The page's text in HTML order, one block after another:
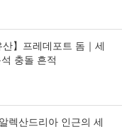
산】프레데포트 돔｜세
충돌 흔적
렉산드리아 인근의 세